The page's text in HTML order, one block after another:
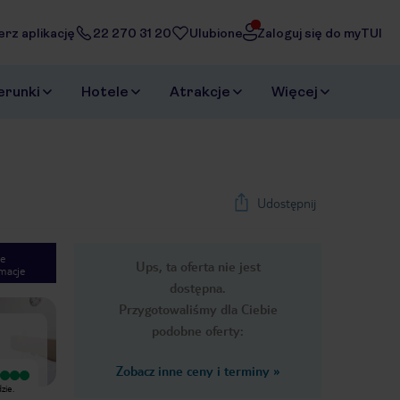
aplikację 22 270 31 20 Ulubione Zaloguj się do myTUI
Hotele Atrakcje Więcej
Udostępnij
Ups, ta oferta nie jest
dostępna.
Przygotowaliśmy dla Ciebie
podobne oferty:
Zobacz inne ceny i terminy »
Next slide
1/15